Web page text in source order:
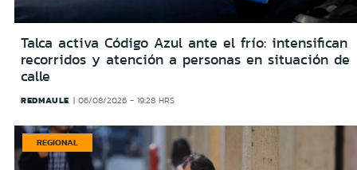
Talca activa Código Azul ante el frío: intensifican
recorridos y atención a personas en situación de
calle
REDMAULE 06/08/2026 - 19:28 HRS
REGIONAL